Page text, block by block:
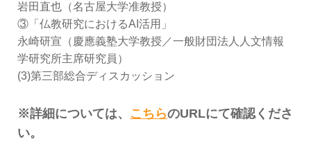
岩田直也（名古屋大学准教授）
③「仏教研究におけるAI活用」
永崎研宣（慶應義塾大学教授／一般財団法人人文情報
学研究所主席研究員）
(3)第三部総合ディスカッション
※詳細については、 こちらのURLにて確認くださ
い。